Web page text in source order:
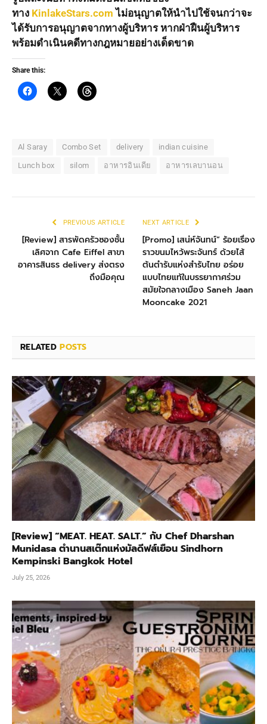
ทาง KinlakeStars.com ไม่อนุญาตให้นำไปใช้จนกว่าจะ
ได้รับการอนุญาตจากทางผู้บริหาร หากฝ่าฝืนผู้บริหาร
พร้อมดำเนินคดีทางกฎหมายอย่างเด็ดขาด
Share this:
Al Saray Combo Set delivery indian cuisine
Lunch box silom อาหารอินเดีย อาหารเลบานอน
PREVIOUS ARTICLE
[Review] สารพัดครัวซองชั้น
เลิศจาก Cafe Eiffel สาขา
อาคารสินธร delivery ส่งตรง
ถึงมือคุณ
NEXT ARTICLE
[Promo] เสน่ห์จันทน์” ร้อยเรื่อง
ราวขนมไหว้พระจันทร์ ด้วยไส้
ต้นตำรับแห่งสำรับไทย อร่อย
แบบไทยแท้ในบรรยากาศร่วม
สมัยใจกลางเมือง Saneh Jaan
Mooncake 2021
RELATEDPOSTS
[Review] “MEAT. HEAT. SALT.” กับ Chef Dharshan
Munidasa ตำนานสเต๊กแห่งมัลดีฟส์เยือน Sindhorn
Kempinski Bangkok Hotel
July 25, 2026